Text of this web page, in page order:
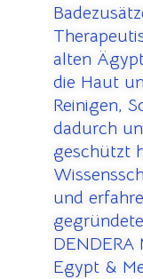
alten
die Haut
Reinigen,
dadurch
geschützt
und
Egypt &